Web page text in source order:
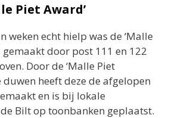
Piet Award’
weken echt hielp was de ‘Malle
gemaakt door post 111 en 122
Door de ‘Malle Piet
duwen heeft deze de afgelopen
en is bij lokale
Bilt op toonbanken geplaatst.